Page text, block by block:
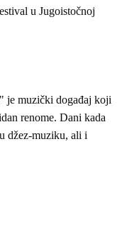
u Jugoistočnoj
je muzički događaj koji
renome. Dani kada
džez-muziku, ali i